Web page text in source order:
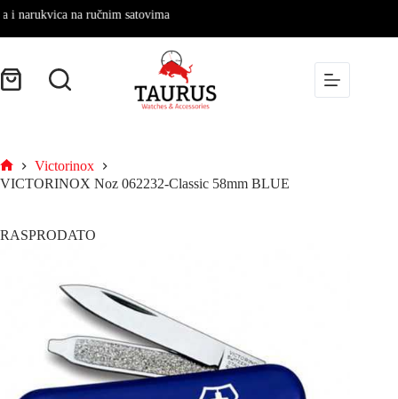
narukvica na ručnim satovima
Victorinox
VICTORINOX Noz 062232-Classic 58mm BLUE
RASPRODATO